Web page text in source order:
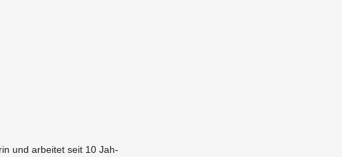
und ar­bei­tet seit 10 Jah­